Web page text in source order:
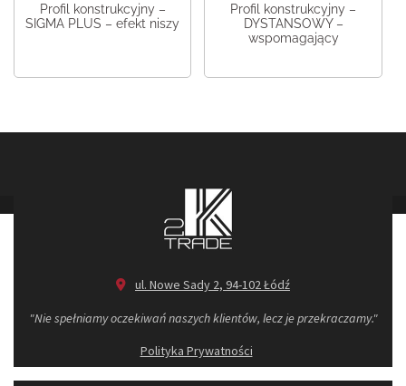
Profil konstrukcyjny –
SIGMA PLUS – efekt niszy
Profil konstrukcyjny –
DYSTANSOWY –
wspomagający
ul. Nowe Sady 2, 94-102 Łódź
"Nie spełniamy oczekiwań naszych klientów, lecz je przekraczamy."
Polityka Prywatności